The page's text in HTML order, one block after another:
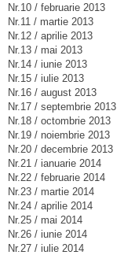
Nr.10 / februarie 2013
Nr.11 / martie 2013
Nr.12 / aprilie 2013
Nr.13 / mai 2013
Nr.14 / iunie 2013
Nr.15 / iulie 2013
Nr.16 / august 2013
Nr.17 / septembrie 2013
Nr.18 / octombrie 2013
Nr.19 / noiembrie 2013
Nr.20 / decembrie 2013
Nr.21 / ianuarie 2014
Nr.22 / februarie 2014
Nr.23 / martie 2014
Nr.24 / aprilie 2014
Nr.25 / mai 2014
Nr.26 / iunie 2014
Nr.27 / iulie 2014